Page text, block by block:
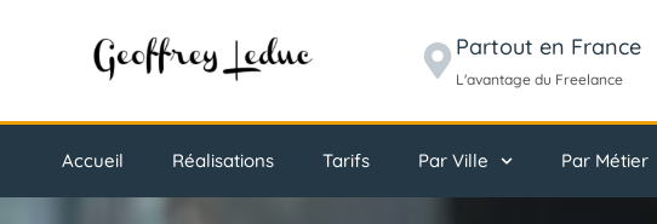
Partout en France
L'avantage du Freelance
Accueil Réalisations Tarifs Par Ville Par Métier